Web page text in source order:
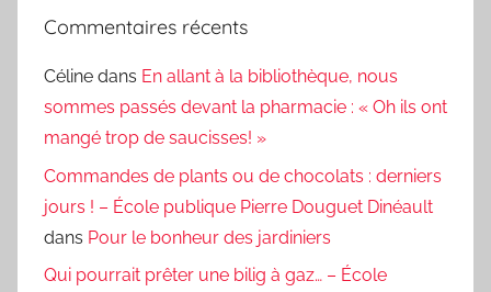
Commentaires récents
Céline dans En allant à la bibliothèque, nous
sommes passés devant la pharmacie : « Oh ils ont
mangé trop de saucisses! »
Commandes de plants ou de chocolats : derniers
jours ! – École publique Pierre Douguet Dinéault
dans Pour le bonheur des jardiniers
Qui pourrait prêter une bilig à gaz… – École